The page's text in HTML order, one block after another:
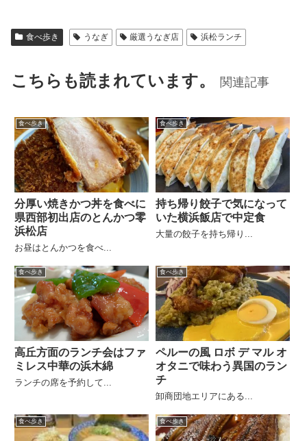
食べ歩き うなぎ 厳選うなぎ店 浜松ランチ
こちらも読まれています。 関連記事
食べ歩き
分厚い焼きかつ丼を食べに
県西部初出店のとんかつ零
浜松店
お昼はとんかつを食べ...
食べ歩き
持ち帰り餃子で気になって
いた横浜飯店で中定食
大量の餃子を持ち帰り...
食べ歩き
高丘方面のランチ会はファ
ミレス中華の浜木綿
ランチの席を予約して...
食べ歩き
ペルーの風 ロボ デ マル オ
オタニで味わう異国のラン
チ
卸商団地エリアにある...
食べ歩き 食べ歩き